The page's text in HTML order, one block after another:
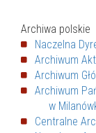
Archiwa polskie
Naczelna
Archiwum
Archiwum
Archiwum
w
Centralne